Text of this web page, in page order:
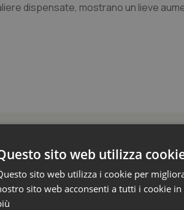
dispensate, mostrano un lieve
e Analisi
e migrazioni. L’Oms
più evidenze per guidare le
sito web utilizza
sito web utilizza i cookie per
sito web acconsenti a tutti i cookie